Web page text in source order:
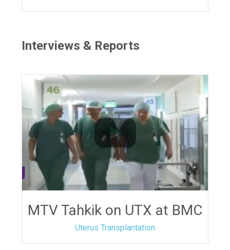
Interviews & Reports
MTV Tahkik on UTX at BMC
Uterus Transplantation